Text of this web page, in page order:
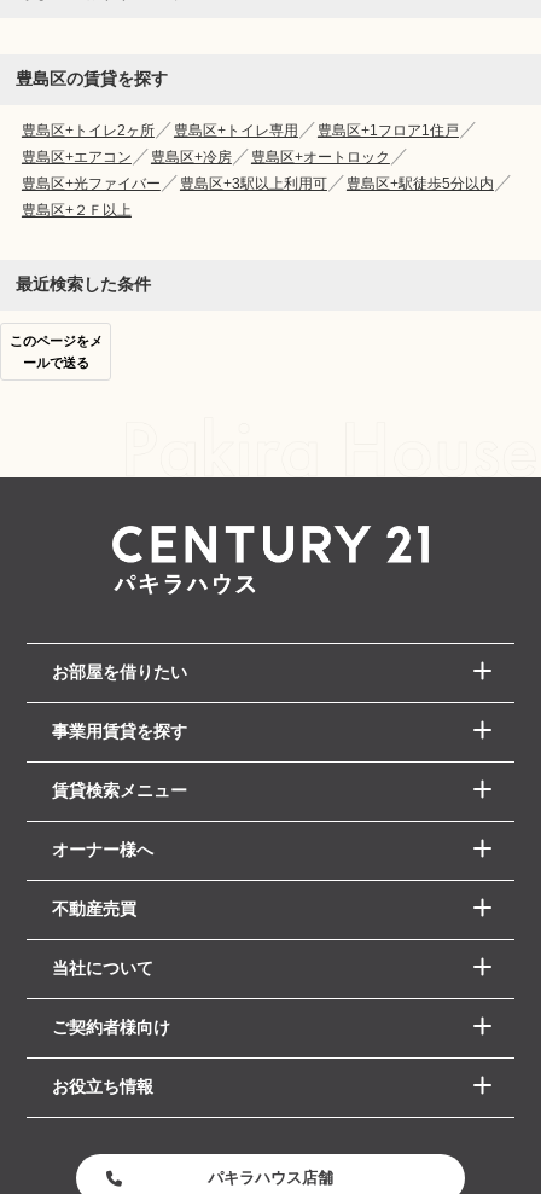
豊島区の賃貸を探す
豊島区+トイレ2ヶ所 豊島区+トイレ専用
豊島区+1フロア1住戸
豊島区+エアコン
豊島区+冷房
豊島区+オートロック
豊島区+光ファイバー
豊島区+3駅以上利用可
豊島区+駅徒歩5分以内
豊島区+２Ｆ以上
最近検索した条件
このページをメ
ールで送る
お部屋を借りたい
事業用賃貸を探す
賃貸検索メニュー
オーナー様へ
不動産売買
当社について
ご契約者様向け
お役立ち情報
パキラハウス店舗